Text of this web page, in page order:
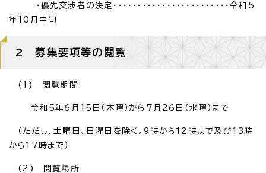
・優先交渉者の決定・・・・・・・・・・・・・・・・・・・・・・・・令和5
年10月中旬
2 募集要項等の閲覧
(1) 閲覧期間
令和5年6月15日（木曜）から7月26日（水曜）まで
（ただし、土曜日、日曜日を除く。9時から12時まで及び13時
から17時まで）
(2) 閲覧場所